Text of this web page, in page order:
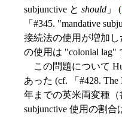
subjunctive と should 」 (
「#345. "mandative
接続法の使用が増加し
の使用は "colonial lag"
この問題について
あった (cf. 「#428.
年までの英米両変種
subjunctive 使用の割